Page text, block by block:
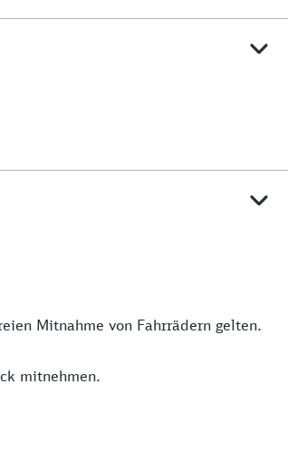
Mitnahme von Fahrrädern gelten.
mitnehmen.